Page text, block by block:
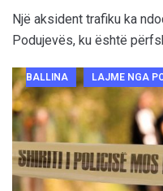
Një aksident trafiku ka
Podujevës, ku është
BALLINA LAJME NGA